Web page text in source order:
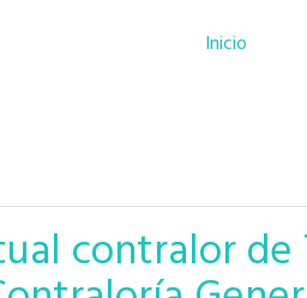
Inicio
contralor de